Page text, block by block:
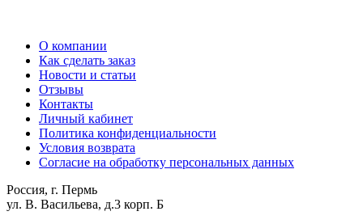
О компании
Как сделать заказ
Новости и статьи
Отзывы
Контакты
Личный кабинет
Политика конфиденциальности
Условия возврата
Согласие на обработку персональных данных
Россия, г. Пермь
ул. В. Васильева, д.3 корп. Б